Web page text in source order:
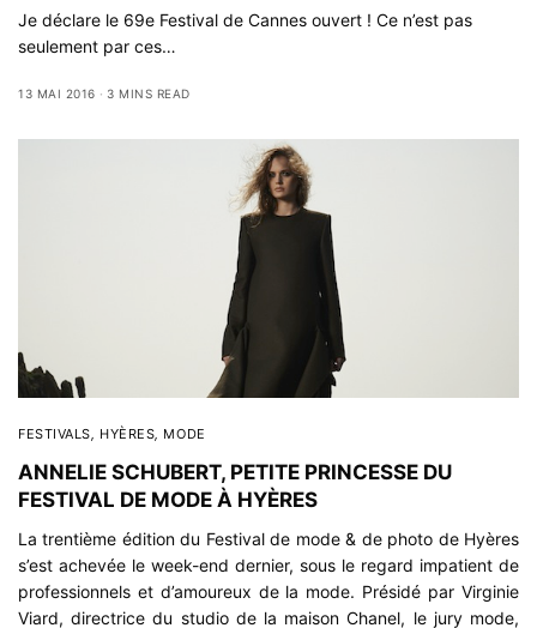
Je déclare le 69e Festival de Cannes ouvert ! Ce n’est pas
seulement par ces…
13 MAI 2016 3 MINS READ
FESTIVALS, HYÈRES, MODE
ANNELIE SCHUBERT, PETITE PRINCESSE DU
FESTIVAL DE MODE À HYÈRES
La trentième édition du Festival de mode & de photo de Hyères
s’est achevée le week-end dernier, sous le regard impatient de
professionnels et d’amoureux de la mode. Présidé par Virginie
Viard, directrice du studio de la maisonChanel, le jury mode,